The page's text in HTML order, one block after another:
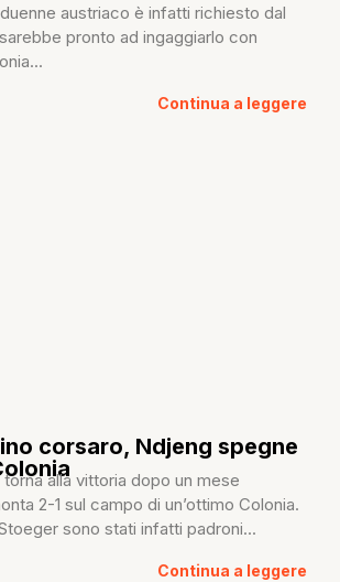
austriaco è infatti richiesto dal
pronto ad ingaggiarlo con
Continua a leggere
corsaro, Ndjeng spegne
torna alla vittoria dopo un mese
2-1 sul campo di un’ottimo Colonia.
sono stati infatti padroni...
Continua a leggere